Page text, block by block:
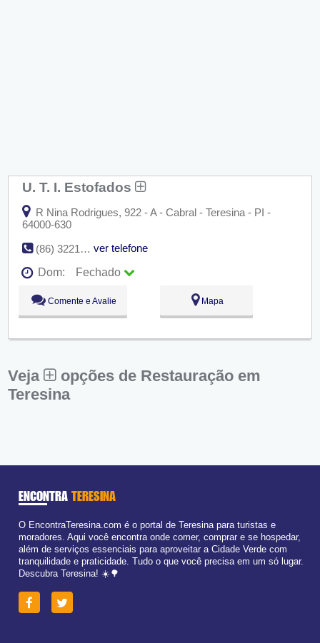
U. T. I. Estofados
R Nina Rodrigues, 922 - A - Cabral - Teresina - PI -
64000-630
(86) 3221-3659
ver telefone
Dom:
Fechado
Seg:
Ter:
09:00 - 18:00
Qua:
09:00 - 18:00
Sex:
09:00 - 18:00
Dom:
Fechado
Comente e Avalie Mapa
Veja
opções de Restauração em
Teresina
ENCONTRA TERESINA
O EncontraTeresina.com é o portal de Teresina para turistas e
moradores. Aqui você encontra onde comer, comprar e se hospedar,
além de serviços essenciais para aproveitar a Cidade Verde com
tranquilidade e praticidade. Tudo o que você precisa em um só lugar.
Descubra Teresina! ☀️🌳